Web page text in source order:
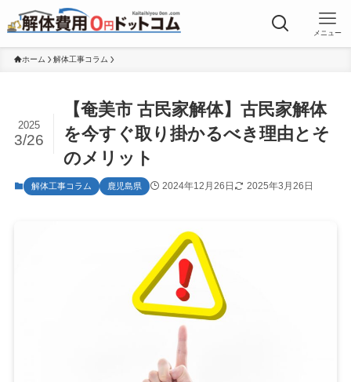
メニュー
ホーム 解体工事コラム
【奄美市 古民家解体】古民家解体
を今すぐ取り掛かるべき理由とそ
のメリット
2025
3/26
解体工事コラム 鹿児島県 2024年12月26日 2025年3月26日